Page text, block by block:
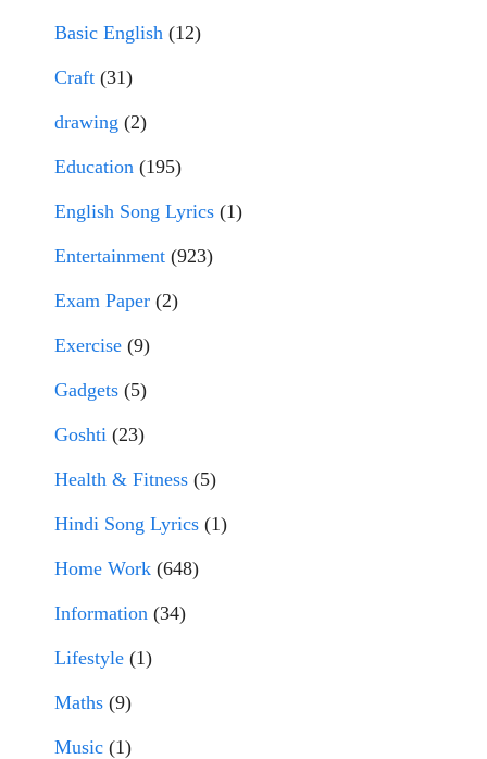
Basic English (12)
Craft (31)
drawing (2)
Education (195)
English Song Lyrics (1)
Entertainment (923)
Exam Paper (2)
Exercise (9)
Gadgets (5)
Goshti (23)
Health & Fitness (5)
Hindi Song Lyrics (1)
Home Work (648)
Information (34)
Lifestyle (1)
Maths (9)
Music (1)